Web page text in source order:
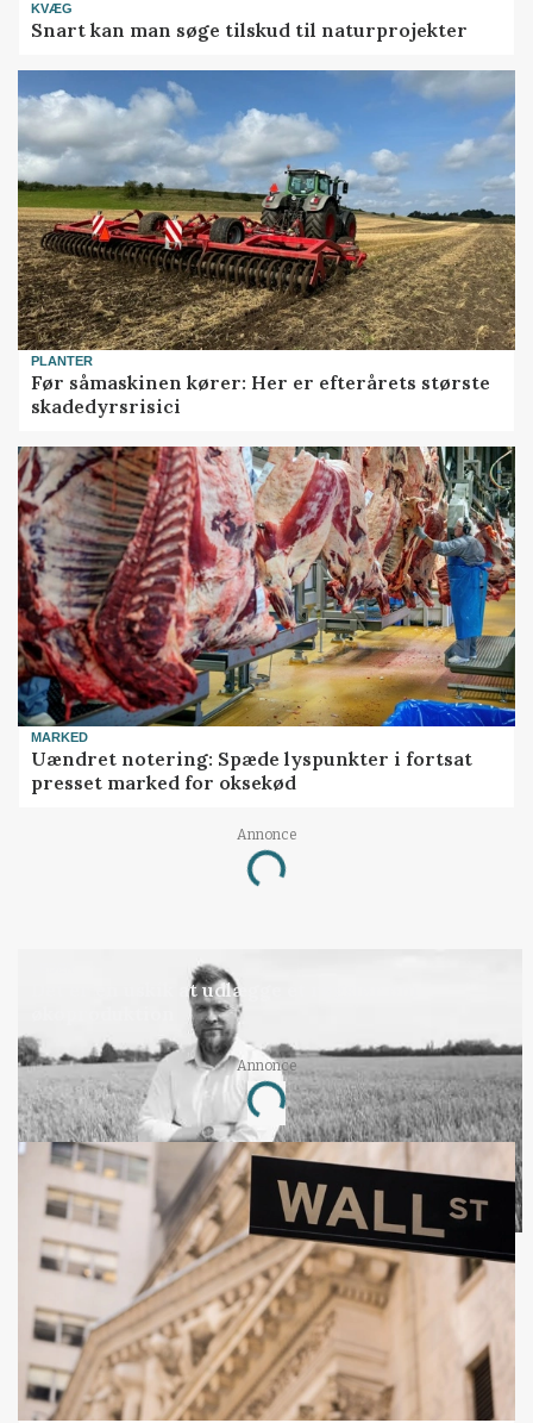
KVÆG
Snart kan man søge tilskud til naturprojekter
PLANTER
Før såmaskinen kører: Her er efterårets største
skadedyrsrisici
MARKED
Uændret notering: Spæde lyspunkter i fortsat
presset marked for oksekød
Annonce
Loading...
Det er en uskik at udlægge et røgslør om
Annonce
Loading...